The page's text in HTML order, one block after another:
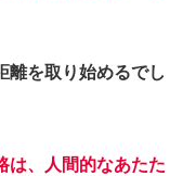
離を取り始めるでし
は、人間的なあたた